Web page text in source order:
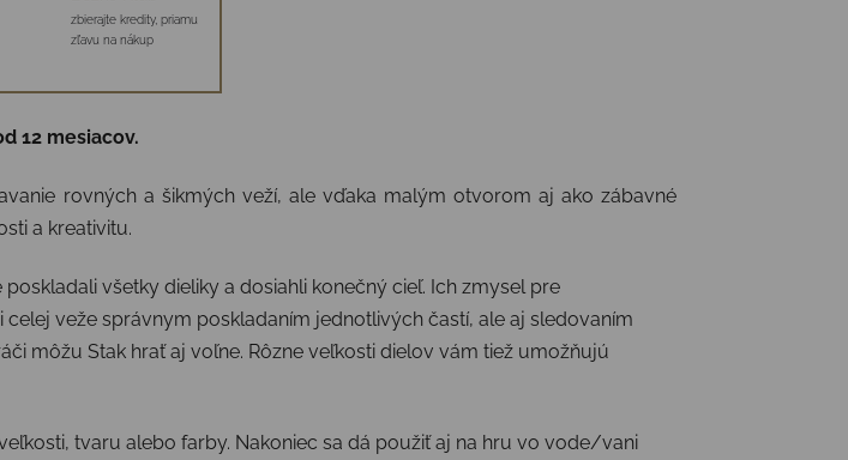
zbierajte kredity, priamu
zľavu na nákup
12 mesiacov.
rovných a šikmých veží, ale vďaka malým otvorom aj ako zábavné
a kreativitu.
všetky dieliky a dosiahli konečný cieľ. Ich zmysel pre
veže správnym poskladaním jednotlivých častí, ale aj sledovaním
môžu Stak hrať aj voľne. Rôzne veľkosti dielov vám tiež umožňujú
tvaru alebo farby. Nakoniec sa dá použiť aj na hru vo vode/vani